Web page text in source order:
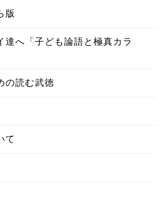
版
達へ「子ども論語と極真カラ
の読む武徳
て